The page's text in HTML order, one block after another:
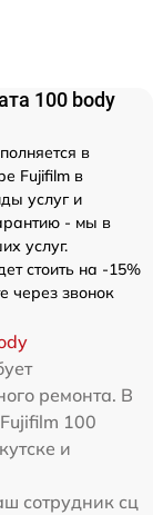
100 body
в
Fujifilm в
услуг и
- мы в
услуг.
стоить на -15%
через звонок
ремонта. В
100
и
сотрудник сц